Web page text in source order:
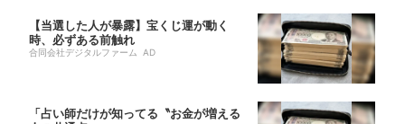
【当選した人が暴露】宝くじ運が動く
時、必ずある前触れ
合同会社デジタルファーム AD
「占い師だけが知ってる〝お金が増える